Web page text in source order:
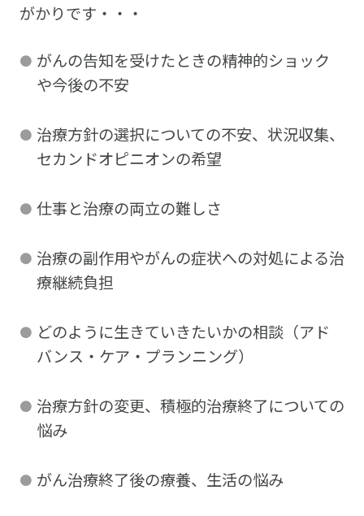
がかりです・・・
がんの告知を受けたときの精神的ショック
や今後の不安
治療方針の選択についての不安、状況収集、
セカンドオピニオンの希望
仕事と治療の両立の難しさ
治療の副作用やがんの症状への対処による治
療継続負担
どのように生きていきたいかの相談（アド
バンス・ケア・プランニング）
治療方針の変更、積極的治療終了についての
悩み
がん治療終了後の療養、生活の悩み